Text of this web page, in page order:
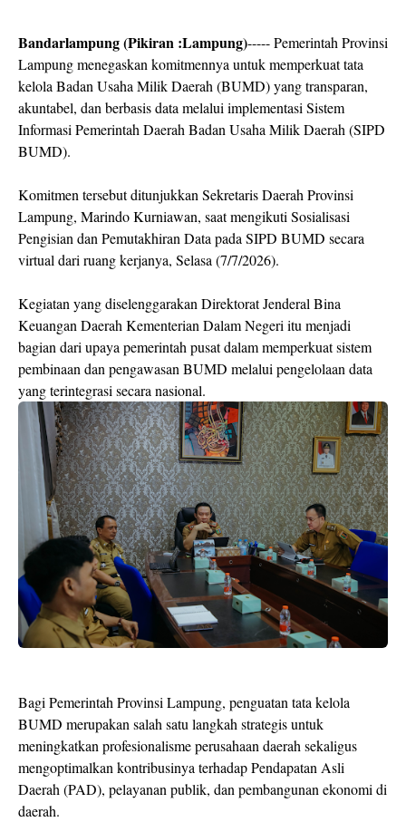
Bandarlampung (Pikiran :Lampung)----- Pemerintah Provinsi
Lampung menegaskan komitmennya untuk memperkuat tata
kelola Badan Usaha Milik Daerah (BUMD) yang transparan,
akuntabel, dan berbasis data melalui implementasi Sistem
Informasi Pemerintah Daerah Badan Usaha Milik Daerah (SIPD
BUMD).
Komitmen tersebut ditunjukkan Sekretaris Daerah Provinsi
Lampung, Marindo Kurniawan, saat mengikuti Sosialisasi
Pengisian dan Pemutakhiran Data pada SIPD BUMD secara
virtual dari ruang kerjanya, Selasa (7/7/2026).
Kegiatan yang diselenggarakan Direktorat Jenderal Bina
Keuangan Daerah Kementerian Dalam Negeri itu menjadi
bagian dari upaya pemerintah pusat dalam memperkuat sistem
pembinaan dan pengawasan BUMD melalui pengelolaan data
yang terintegrasi secara nasional.
Bagi Pemerintah Provinsi Lampung, penguatan tata kelola
BUMD merupakan salah satu langkah strategis untuk
meningkatkan profesionalisme perusahaan daerah sekaligus
mengoptimalkan kontribusinya terhadap Pendapatan Asli
Daerah (PAD), pelayanan publik, dan pembangunan ekonomi di
daerah.